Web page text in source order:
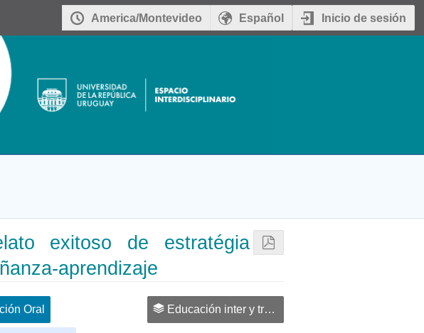
America/Montevideo Español Inicio de sesión
exitoso de estratégia
aprendizaje
Oral Educación inter y transdisciplinaria